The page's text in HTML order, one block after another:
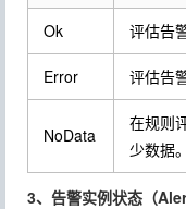
Ok 评估告
Error 评估告
NoData
在规则
少数据。
3、告警实例状态（